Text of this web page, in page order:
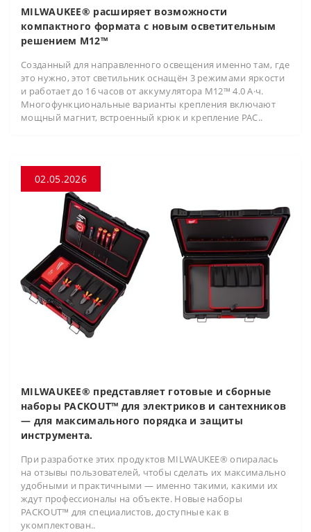
MILWAUKEE® расширяет возможности
компактного формата с новым осветительным
решением M12™
Созданный для направленного освещения именно там, где
это нужно, этот светильник оснащён 3 режимами яркости
и работает до 16 часов от аккумулятора M12™ 4.0 А·ч.
Многофункциональные варианты крепления включают
мощный магнит, встроенный крюк и крепление PAC..
02.05.2026
MILWAUKEE® представляет готовые и сборные
наборы PACKOUT™ для электриков и сантехников
— для максимального порядка и защиты
инструмента.
При разработке этих продуктов MILWAUKEE® опиралась
на отзывы пользователей, чтобы сделать их максимально
удобными и практичными — именно такими, какими их
ждут профессионалы на объекте. Новые наборы
PACKOUT™ для специалистов, доступные как в
укомплектован..